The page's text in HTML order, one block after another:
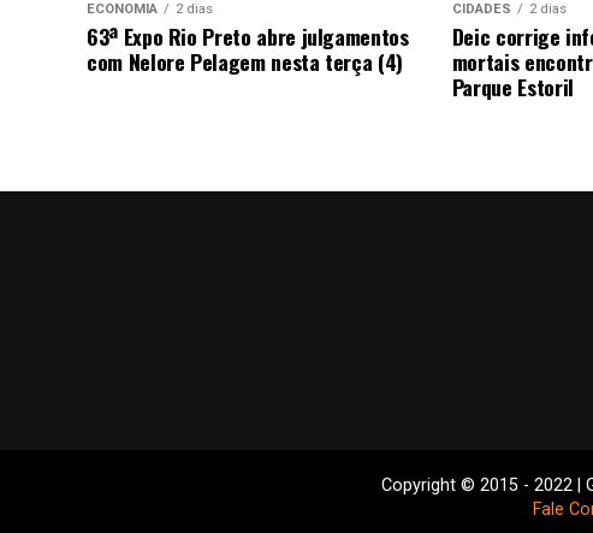
ECONOMIA 2 dias
63ª Expo Rio Preto abre julgamentos
com Nelore Pelagem nesta terça (4)
CIDADES 2 dias
Deic corrige
mortais
Parque Estoril
Copyright © 2015 - 2022 |
Fale